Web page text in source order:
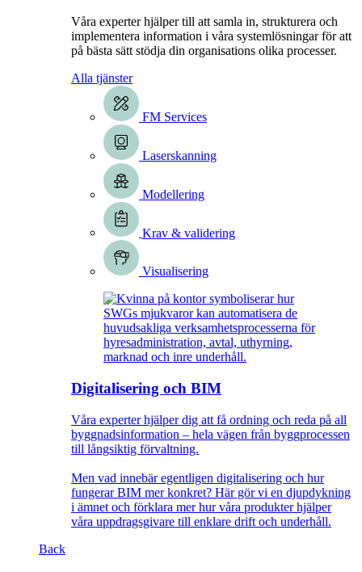
Våra experter hjälper till att samla in, strukturera och
implementera information i våra systemlösningar för att
på bästa sätt stödja din organisations olika processer.
Alla tjänster
FM Services
Laserskanning
Modellering
Krav & validering
Visualisering
Digitalisering och BIM
Våra experter hjälper dig att få ordning och reda på all
byggnadsinformation – hela vägen från byggprocessen
till långsiktig förvaltning.
Men vad innebär egentligen digitalisering och hur
fungerar BIM mer konkret? Här gör vi en djupdykning
i ämnet och förklara mer hur våra produkter hjälper
våra uppdragsgivare till enklare drift och underhåll.
Back